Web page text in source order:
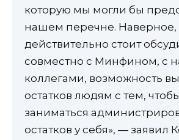
которую мы могли бы
нашем перечне. Наверное,
действительно стоит
совместно с Минфином, с
коллегами, возможность
остатков людям с тем,
заниматься
остатков у себя», — заявил